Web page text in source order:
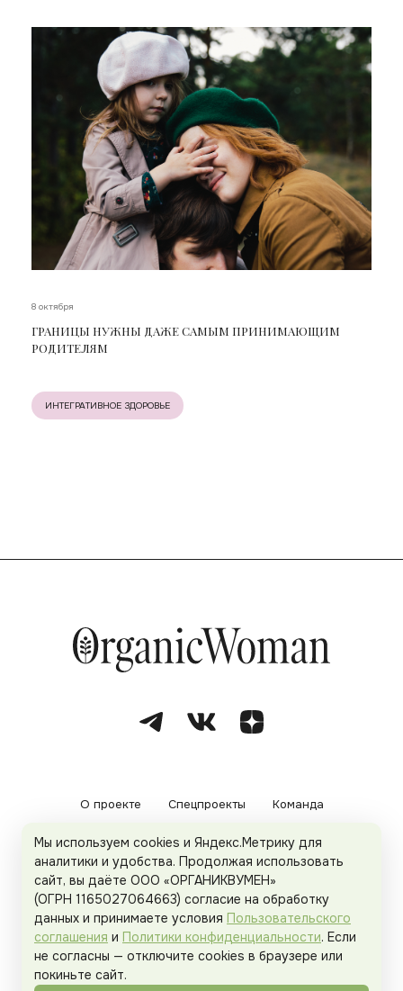
8 октября
ГРАНИЦЫ НУЖНЫ ДАЖЕ САМЫМ ПРИНИМАЮЩИМ
РОДИТЕЛЯМ
ИНТЕГРАТИВНОЕ ЗДОРОВЬЕ
О проекте Спецпроекты Команда
Рекламодателям Политика конфиденциальности
Пользовательское соглашение
Organicwoman.ru . Все права защищены.
Мы используем cookies и Яндекс.Метрику для
аналитики и удобства. Продолжая использовать
сайт, вы даёте ООО «ОРГАНИКВУМЕН»
(ОГРН 1165027064663) согласие на обработку
данных и принимаете условия Пользовательского
соглашения и Политики конфиденциальности. Если
не согласны — отключите cookies в браузере или
покиньте сайт.